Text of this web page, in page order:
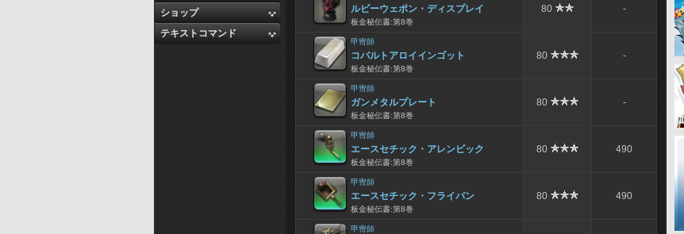
ショップ
テキストコマンド
ルビーウェポン・ディスプレイ
板金秘伝書:第8巻
80 -
甲冑師
コバルトアロイインゴット
板金秘伝書:第8巻
80 -
甲冑師
ガンメタルプレート
板金秘伝書:第8巻
80 -
甲冑師
エースセチック・アレンビック
板金秘伝書:第8巻
80 490
甲冑師
エースセチック・フライパン
板金秘伝書:第8巻
80 490
甲冑師